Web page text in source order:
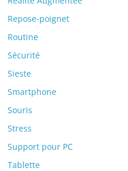
Repose-poignet
Routine
Sécurité
Sieste
Smartphone
Souris
Stress
Support pour PC
Tablette